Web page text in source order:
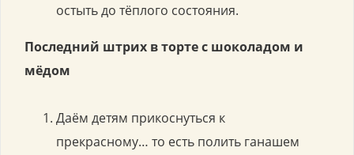
остыть до тёплого состояния.
Последний штрих в торте с шоколадом и
мёдом
Даём детям прикоснуться к
прекрасному… то есть полить ганашем